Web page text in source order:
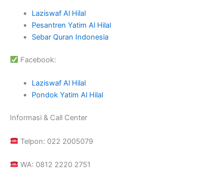
Laziswaf Al Hilal
Pesantren Yatim Al Hilal
Sebar Quran Indonesia
Facebook:
Laziswaf Al Hilal
Pondok Yatim Al Hilal
Informasi & Call Center
Telpon: 022 2005079
WA: 0812 2220 2751